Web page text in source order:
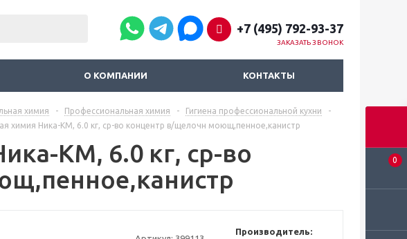
0
+7 (495) 792-93-37
ЗАКАЗАТЬ ЗВОНОК
О КОМПАНИИ КОНТАКТЫ
химия - Профессиональная химия - Гигиена профессиональной кухни
-
химия Ника-КМ, 6.0 кг, ср-во концентр в/щелочн моющ,пенное,канистр
КМ, 6.0 кг, ср-во
Производитель: